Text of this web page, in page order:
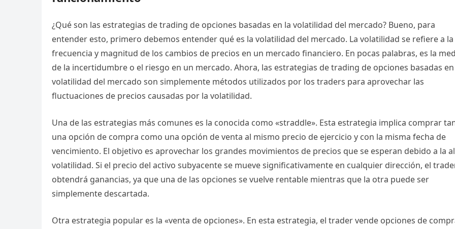
¿Qué son las estrategias de trading de opciones basadas en la volatilidad del mercado? Bueno, para
entender esto, primero debemos entender qué es la volatilidad del mercado. La volatilidad se refiere a la
frecuencia y magnitud de los cambios de precios en un mercado financiero. En pocas palabras, es la
de la incertidumbre o el riesgo en un mercado. Ahora, las estrategias de trading de opciones basadas en
volatilidad del mercado son simplemente métodos utilizados por los traders para aprovechar las
fluctuaciones de precios causadas por la volatilidad.
Una de las estrategias más comunes es la conocida como «straddle». Esta estrategia implica comprar
una opción de compra como una opción de venta al mismo precio de ejercicio y con la misma fecha de
vencimiento. El objetivo es aprovechar los grandes movimientos de precios que se esperan debido a la
volatilidad. Si el precio del activo subyacente se mueve significativamente en cualquier dirección, el
obtendrá ganancias, ya que una de las opciones se vuelve rentable mientras que la otra puede ser
simplemente descartada.
Otra estrategia popular es la «venta de opciones». En esta estrategia, el trader vende opciones de